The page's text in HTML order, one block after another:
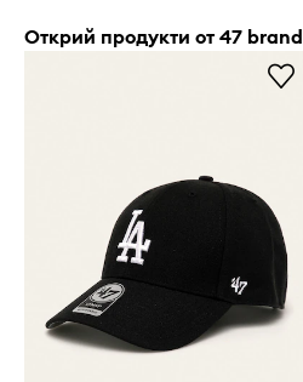
Открий продукти от 47 brand